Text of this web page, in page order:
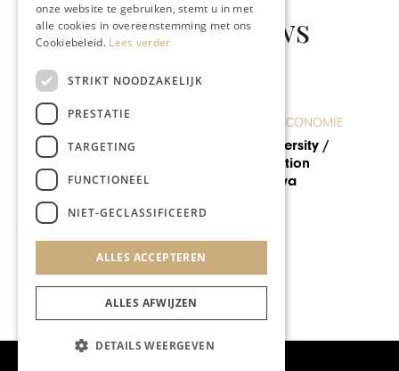
Gerelateerd nieuws
ONDERNEMEN & ECONOMIE
Een op hol geslagen
onze website te gebruiken, stemt u in met
alle cookies in overeenstemming met ons
Cookiebeleid. Lees verder
STRIKT NOODZAKELIJK
PRESTATIE
TARGETING
FUNCTIONEEL
NIET-GECLASSIFICEERD
ALLES ACCEPTEREN
ALLES AFWIJZEN
DETAILS WEERGEVEN